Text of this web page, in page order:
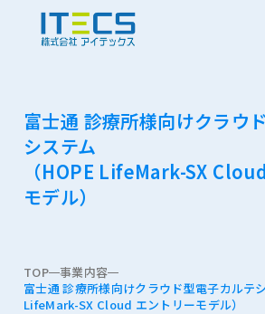
富士通 診療所様向けクラウ
システム
（HOPE LifeMark-SX
モデル）
TOP
事業内容
富士通 診療所様向けクラウド型電子カルテ
LifeMark-SX Cloud エントリーモデル）